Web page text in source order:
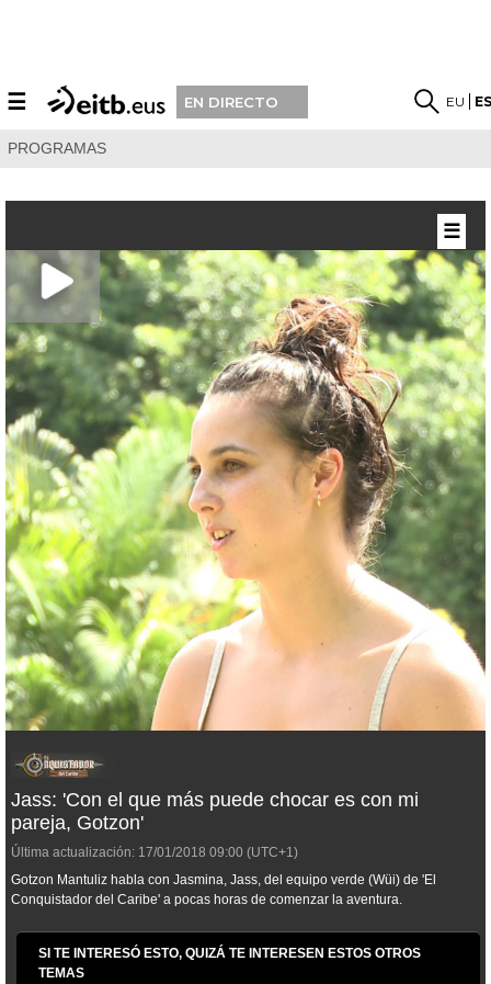
☰ EN DIRECTO EU
PROGRAMAS
Jass: 'Con el que más puede chocar es con mi
pareja, Gotzon'
Última actualización: 17/01/2018 09:00 (UTC+1)
Gotzon Mantuliz habla con Jasmina, Jass, del equipo verde (Wüi) de 'El
Conquistador del Caribe' a pocas horas de comenzar la aventura.
SI TE INTERESÓ ESTO, QUIZÁ TE INTERESEN ESTOS OTROS
TEMAS
☰